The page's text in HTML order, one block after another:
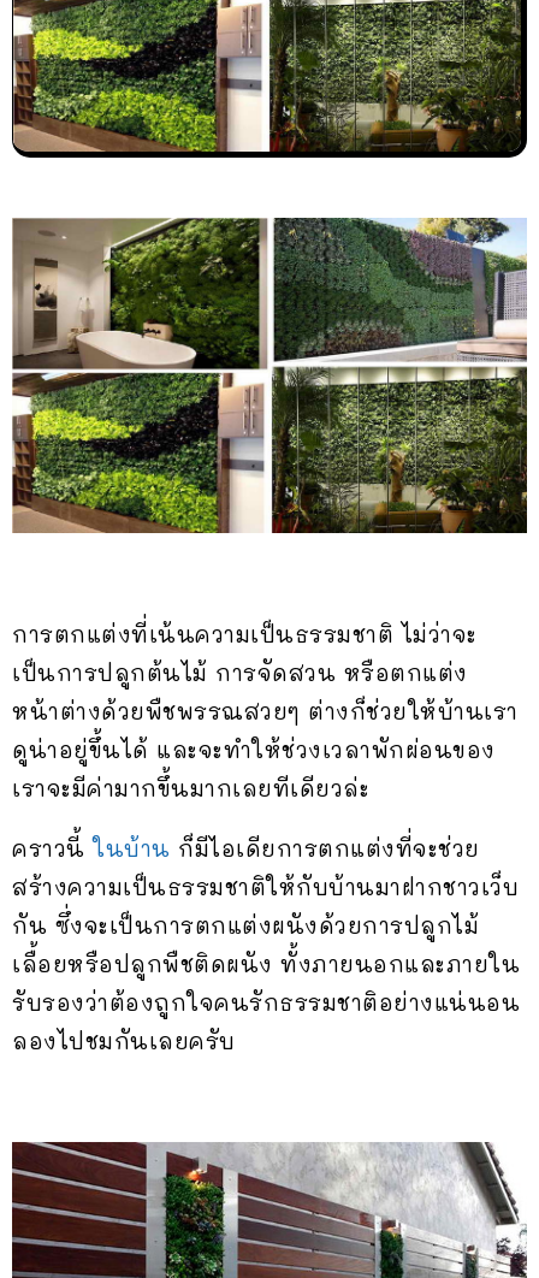
การตกแต่งที่เน้นความเป็นธรรมชาติ ไม่ว่าจะ
เป็นการปลูกต้นไม้ การจัดสวน หรือตกแต่ง
หน้าต่างด้วยพืชพรรณสวยๆ ต่างก็ช่วยให้บ้านเรา
ดูน่าอยู่ขึ้นได้ และจะทำให้ช่วงเวลาพักผ่อนของ
เราจะมีค่ามากขึ้นมากเลยทีเดียวล่ะ
คราวนี้ในบ้าน ก็มีไอเดียการตกแต่งที่จะช่วย
สร้างความเป็นธรรมชาติให้กับบ้านมาฝากชาวเว็บ
กัน ซึ่งจะเป็นการตกแต่งผนังด้วยการปลูกไม้
เลื้อยหรือปลูกพืชติดผนัง ทั้งภายนอกและภายใน
รับรองว่าต้องถูกใจคนรักธรรมชาติอย่างแน่นอน
ลองไปชมกันเลยครับ